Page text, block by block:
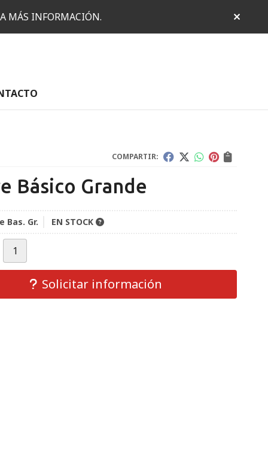
MÁS INFORMACIÓN.
COMPARTIR:
Básico Grande
Bas. Gr. EN STOCK
Solicitar información